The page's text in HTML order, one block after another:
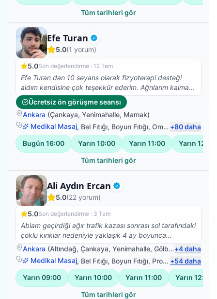
Tüm tarihleri gör
Efe Turan Doğrulanmış
Fizyoterapist
5.0(1 yorum)
5.0Son değerlendirme · 12 Tem
Efe Turan dan 10 seyans olarak fizyoterapi desteği
aldım kendisine çok teşekkür ederim. Ağrılarım kalmadı
artık güne daha mutlu başlıyorum benim gibi kronik
hastalıkları olan birisini hayatla tekrar barışık hale
getirdi. Kendisinin yolu açık olsun 🙏🙏🙏🙏
Ücretsiz ön görüşme seansı
Ankara (Çankaya, Yenimahalle, Mamak)
Medikal Masaj, Bel Fıtığı, Boyun Fıtığı, Omuz Bağ Yaralanması +80daha
Bugün 16:00 Yarın 10:00 Yarın 11:00 Yarın 12:00
Tüm tarihleri gör
Ali Aydın Ercan Doğrulanmış
Fizyoterapist
5.0(22 yorum)
5.0Son değerlendirme · 3 Tem
Ablam geçirdiği ağır trafik kazası sonrası sol tarafındaki
çoklu kırıklar nedeniyle yaklaşık 4 ay boyunca
yürüyemedi. Ameliyat sürecinin ardından Ali Hocamız
ile tanıştık ve tedavi sürecimizde bize büyük destek
oldu. Güler yüzü, sabrı ve profesyonelliği sayesinde
ablamın yeniden ayağa kalkma yolculuğunda çok
önemli bir rol oynadı. Her seansa umut ve motivasyon
katarak ilerlememizi sağladı. Emekleri, ilgisi ve özverisi
Ankara (Altındağ, Çankaya, Yenimahalle, Gölbaşı )
+4daha
Medikal Masaj, Bel Fıtığı, Boyun Fıtığı, Protez Fizyoterapisi +54daha
Yarın 09:00 Yarın 10:00 Yarın 11:00 Yarın 12:00
Tüm tarihleri gör